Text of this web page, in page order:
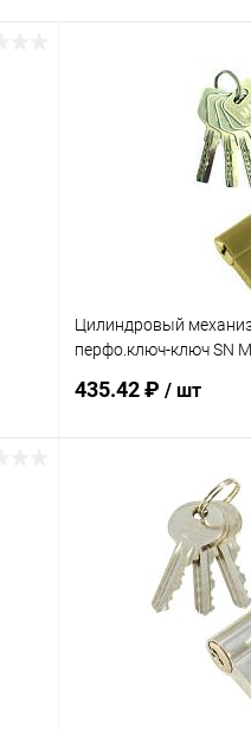
Цилиндровый
перфо.ключ-ключ SN
435.42 ₽ / шт
В
Купить в 1 клик
В избранное